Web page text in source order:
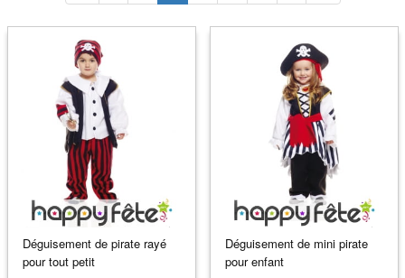
Déguisement de pirate rayé
pour tout petit
Déguisement de mini pirate
pour enfant